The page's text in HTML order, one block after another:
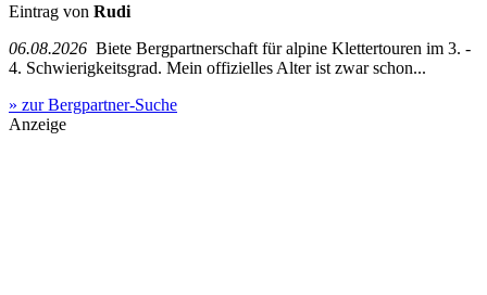
Eintrag von Rudi
06.08.2026 Biete Bergpartnerschaft für alpine Klettertouren im 3. -
4. Schwierigkeitsgrad. Mein offizielles Alter ist zwar schon...
» zur Bergpartner-Suche
Anzeige